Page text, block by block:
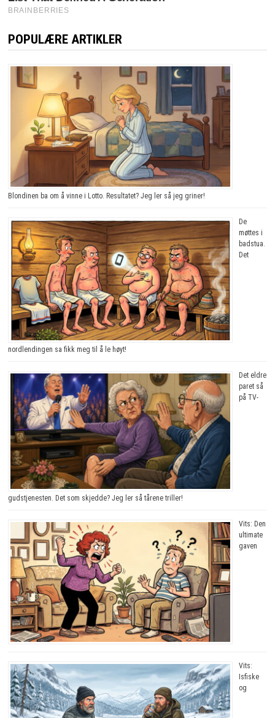
POPULÆRE ARTIKLER
Blondinen ba om å vinne i Lotto. Resultatet? Jeg ler så jeg griner!
De
møttes i
badstua.
Det
nordlendingen sa fikk meg til å le høyt!
Det eldre
paret så
på TV-
gudstjenesten. Det som skjedde? Jeg ler så tårene triller!
Vits: Den
ultimate
gaven
Vits:
Isfiske
og